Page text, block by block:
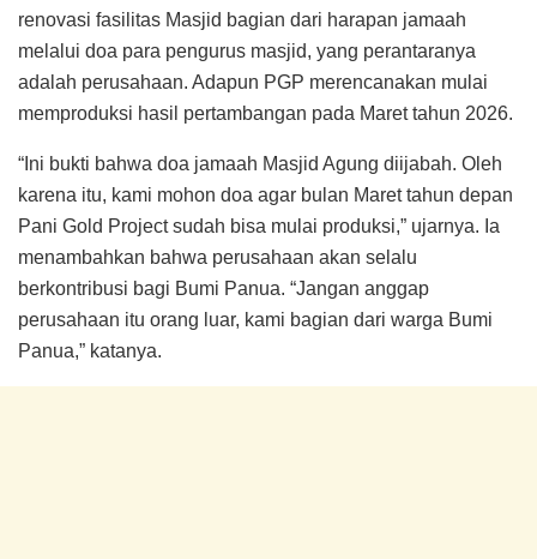
renovasi fasilitas Masjid bagian dari harapan jamaah
melalui doa para pengurus masjid, yang perantaranya
adalah perusahaan. Adapun PGP merencanakan mulai
memproduksi hasil pertambangan pada Maret tahun 2026.
“Ini bukti bahwa doa jamaah Masjid Agung diijabah. Oleh
karena itu, kami mohon doa agar bulan Maret tahun depan
Pani Gold Project sudah bisa mulai produksi,” ujarnya. Ia
menambahkan bahwa perusahaan akan selalu
berkontribusi bagi Bumi Panua. “Jangan anggap
perusahaan itu orang luar, kami bagian dari warga Bumi
Panua,” katanya.